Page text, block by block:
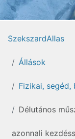
SzekszardAllas
Állások
Fizikai,
Délutános
azonnali